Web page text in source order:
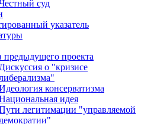
суд
указатель
предыдущего проекта
о "кризисе
консерватизма
идея
легитимации "управляемой